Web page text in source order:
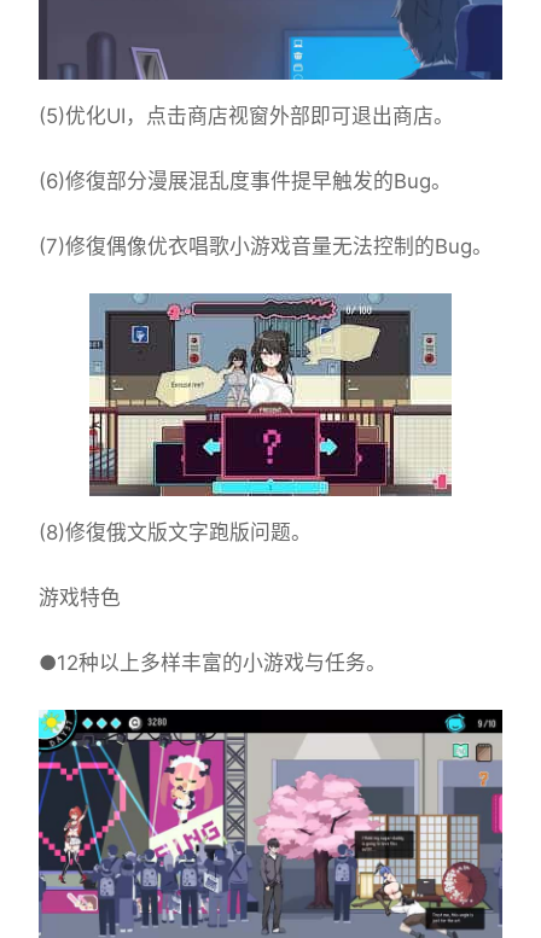
(5)优化UI，点击商店视窗外部即可退出商店。
(6)修復部分漫展混乱度事件提早触发的Bug。
(7)修復偶像优衣唱歌小游戏音量无法控制的Bug。
(8)修復俄文版文字跑版问题。
游戏特色
●12种以上多样丰富的小游戏与任务。